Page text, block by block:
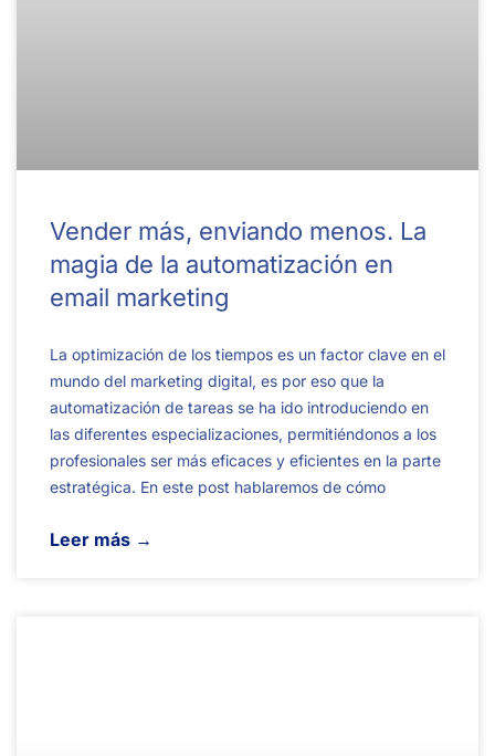
Vender más, enviando menos. La
magia de la automatización en
email marketing
La optimización de los tiempos es un factor clave en el
mundo del marketing digital, es por eso que la
automatización de tareas se ha ido introduciendo en
las diferentes especializaciones, permitiéndonos a los
profesionales ser más eficaces y eficientes en la parte
estratégica. En este post hablaremos de cómo
Leer más →